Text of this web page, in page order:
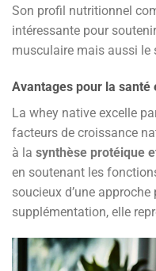
Son profil nutritionnel
intéressante pour
musculaire mais aussi le
Avantages pour la
La whey native excelle
facteurs de croissance
à la synthèse protéique
en soutenant les
soucieux d’une
supplémentation, elle